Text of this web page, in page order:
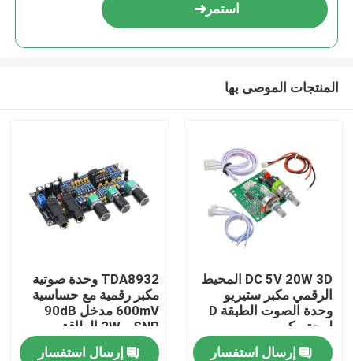
الصفحة الرئيسية
استمر
المنتجات الموصى بها
DC 5V 20W 3D المحيط
الرقمي مكبر ستيريو
وحدة الصوت الطبقة D
لوحة مكبر
إرسال استفسار
TDA8932 وحدة صوتية
مكبر رقمية مع حساسية
600mV مدخل 90dB
SNR و 3W الطاقة
الخارجة
إرسال استفسار